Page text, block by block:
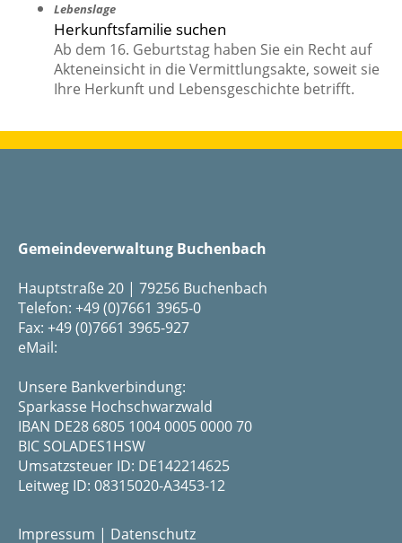
Lebenslage
Herkunftsfamilie suchen
Ab dem 16. Geburtstag haben Sie ein Recht auf
Akteneinsicht in die Vermittlungsakte, soweit sie
Ihre Herkunft und Lebensgeschichte betrifft.
Gemeindeverwaltung Buchenbach
Hauptstraße 20 | 79256 Buchenbach
Telefon: +49 (0)7661 3965-0
Fax: +49 (0)7661 3965-927
eMail:
Unsere Bankverbindung:
Sparkasse Hochschwarzwald
IBAN DE28 6805 1004 0005 0000 70
BIC SOLADES1HSW
Umsatzsteuer ID: DE142214625
Leitweg ID: 08315020-A3453-12
Impressum | Datenschutz